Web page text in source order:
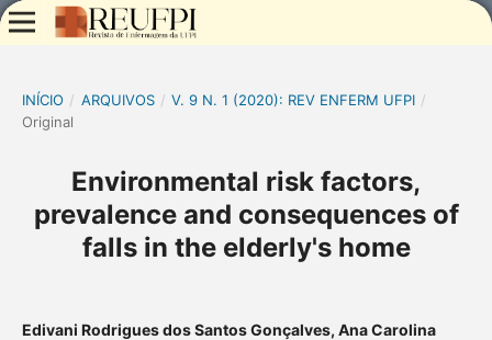
INÍCIO / ARQUIVOS / V. 9 N. 1 (2020): REV ENFERM UFPI /
Original
Environmental risk factors,
prevalence and consequences of
falls in the elderly's home
Edivani Rodrigues dos Santos Gonçalves, Ana Carolina